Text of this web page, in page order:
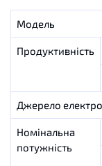
Модель
Продуктивність
Джерело
Номінальна
потужність